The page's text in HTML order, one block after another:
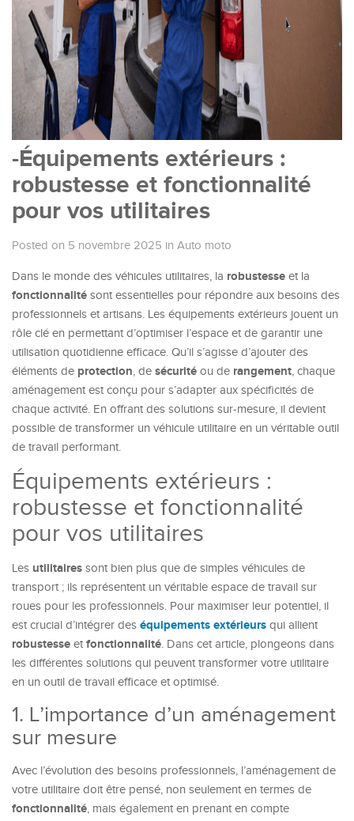
-Équipements extérieurs :
robustesse et fonctionnalité
pour vos utilitaires
Posted on 5 novembre 2025 in Auto moto
Dans le monde des véhicules utilitaires, la robustesse et la
fonctionnalité sont essentielles pour répondre aux besoins des
professionnels et artisans. Les équipements extérieurs jouent un
rôle clé en permettant d’optimiser l’espace et de garantir une
utilisation quotidienne efficace. Qu’il s’agisse d’ajouter des
éléments de protection, de sécurité ou de rangement, chaque
aménagement est conçu pour s’adapter aux spécificités de
chaque activité. En offrant des solutions sur-mesure, il devient
possible de transformer un véhicule utilitaire en un véritable outil
de travail performant.
Équipements extérieurs :
robustesse et fonctionnalité
pour vos utilitaires
Les utilitaires sont bien plus que de simples véhicules de
transport ; ils représentent un véritable espace de travail sur
roues pour les professionnels. Pour maximiser leur potentiel, il
est crucial d’intégrer des équipements extérieurs qui allient
robustesse et fonctionnalité. Dans cet article, plongeons dans
les différentes solutions qui peuvent transformer votre utilitaire
en un outil de travail efficace et optimisé.
1. L’importance d’un aménagement
sur mesure
Avec l’évolution des besoins professionnels, l’aménagement de
votre utilitaire doit être pensé, non seulement en termes de
fonctionnalité, mais également en prenant en compte